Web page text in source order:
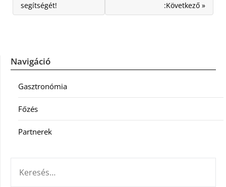
segítségét!
:Következő »
Navigáció
Gasztronómia
Főzés
Partnerek